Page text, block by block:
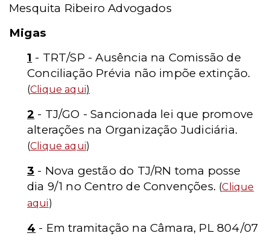
Mesquita Ribeiro Advogados
Migas
1 - TRT/SP - Ausência na Comissão de
Conciliação Prévia não impõe extinção.
(Clique aqui)
2 - TJ/GO - Sancionada lei que promove
alterações na Organização Judiciária.
(Clique aqui)
3 - Nova gestão do TJ/RN toma posse
dia 9/1 no Centro de Convenções. (Clique
aqui)
4 - Em tramitação na Câmara, PL 804/07